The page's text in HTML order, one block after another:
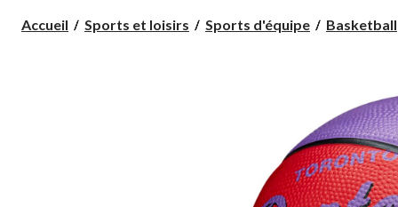
Accueil Sports et loisirs Sports d'équipe Basketball